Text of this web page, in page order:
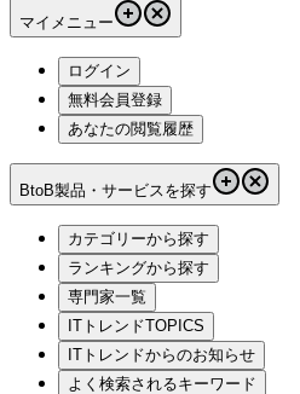
マイメニュー
ログイン
無料会員登録
あなたの閲覧履歴
BtoB製品・サービスを探す
カテゴリーから探す
ランキングから探す
専門家一覧
ITトレンドTOPICS
ITトレンドからのお知らせ
よく検索されるキーワード